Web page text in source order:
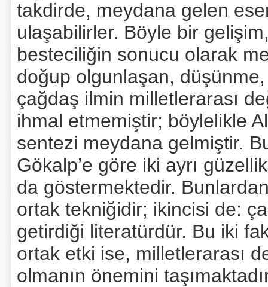
takdirde, meydana gelen
ulaşabilirler. Böyle bir
besteciliğin sonucu olarak
doğup olgunlaşan,
çağdaş ilmin milletlerarası
ihmal etmemiştir; böylelikle
sentezi meydana gelmiştir.
Gökalp’e göre iki ayrı
da göstermektedir.
ortak tekniğidir; ikincisi de:
getirdiği literatürdür. Bu iki
ortak etki ise, milletlerarası
olmanın önemini